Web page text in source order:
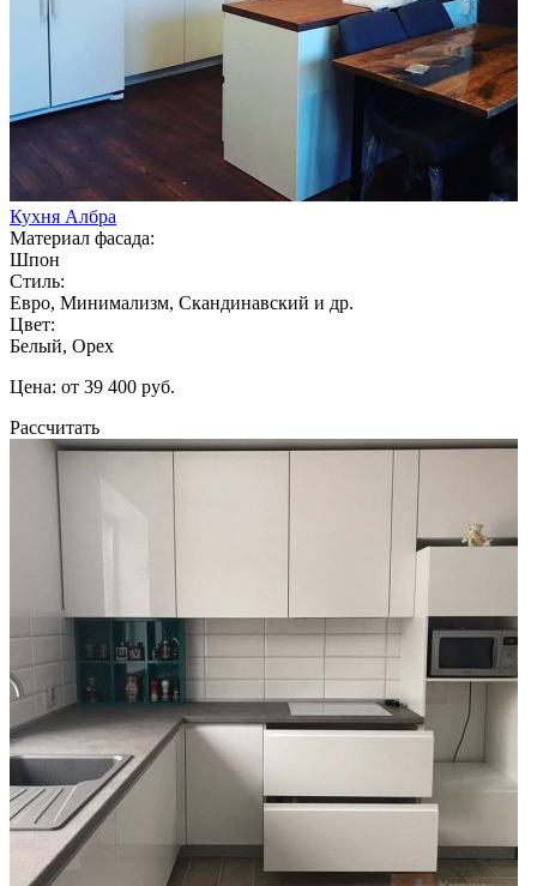
Кухня Албра
Материал фасада:
Шпон
Стиль:
Евро, Минимализм, Скандинавский и др.
Цвет:
Белый, Орех
Цена: от 39 400 руб.
Рассчитать